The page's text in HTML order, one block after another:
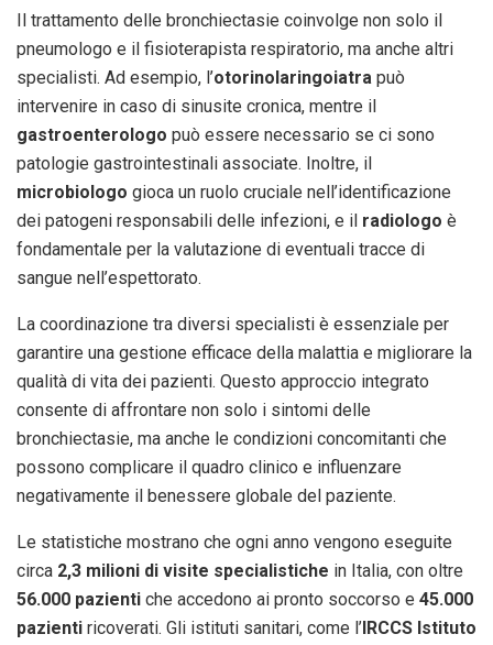
Il trattamento delle bronchiectasie coinvolge non solo il
pneumologo e il fisioterapista respiratorio, ma anche altri
specialisti. Ad esempio, l’otorinolaringoiatra può
intervenire in caso di sinusite cronica, mentre il
gastroenterologo può essere necessario se ci sono
patologie gastrointestinali associate. Inoltre, il
microbiologo gioca un ruolo cruciale nell’identificazione
dei patogeni responsabili delle infezioni, e il radiologo è
fondamentale per la valutazione di eventuali tracce di
sangue nell’espettorato.
La coordinazione tra diversi specialisti è essenziale per
garantire una gestione efficace della malattia e migliorare la
qualità di vita dei pazienti. Questo approccio integrato
consente di affrontare non solo i sintomi delle
bronchiectasie, ma anche le condizioni concomitanti che
possono complicare il quadro clinico e influenzare
negativamente il benessere globale del paziente.
Le statistiche mostrano che ogni anno vengono eseguite
circa 2,3 milioni di visite specialistiche in Italia, con oltre
56.000 pazienti che accedono ai pronto soccorso e 45.000
pazienti ricoverati. Gli istituti sanitari, come l’IRCCS Istituto